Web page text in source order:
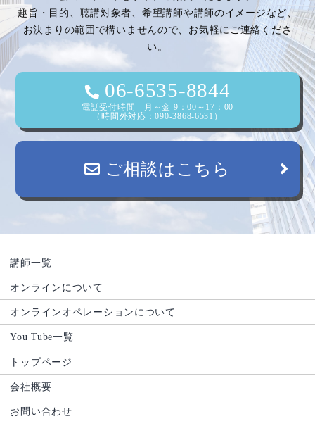
き
こ
と】
vol.219
趣旨・目的、聴講対象者、希望講師や講師のイメージなど、
お決まりの範囲で構いませんので、お気軽にご連絡くださ
い。
06-6535-8844
電話受付時間 月～金 9：00～17：00
（時間外対応：090-3868-6531）
ご相談はこちら
講師一覧
オンラインについて
オンラインオペレーションについて
You Tube一覧
トップページ
会社概要
お問い合わせ